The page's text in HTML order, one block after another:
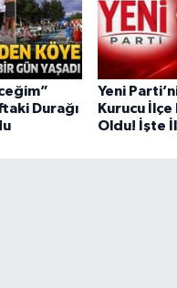
Durağı
Yeni
Kurucu İlçe
Oldu! İşte